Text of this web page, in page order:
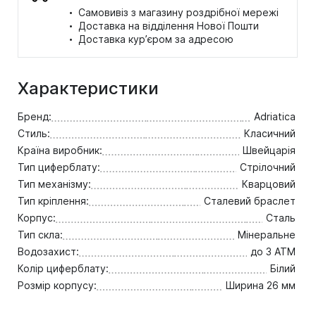
· Самовивіз з магазину роздрібної мережі
· Доставка на відділення Нової Пошти
· Доставка кур’єром за адресою
Характеристики
Бренд:
Adriatica
Стиль:
Класичний
Країна виробник:
Швейцарія
Тип циферблату:
Стрілочний
Тип механізму:
Кварцовий
Тип кріплення:
Сталевий браслет
Корпус:
Сталь
Тип скла:
Мінеральне
Водозахист:
до 3 ATM
Колір циферблату:
Білий
Розмір корпусу:
Ширина 26 мм